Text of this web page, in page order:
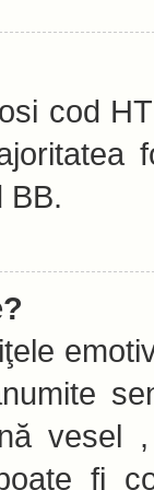
cod
BB.
vesel
fi